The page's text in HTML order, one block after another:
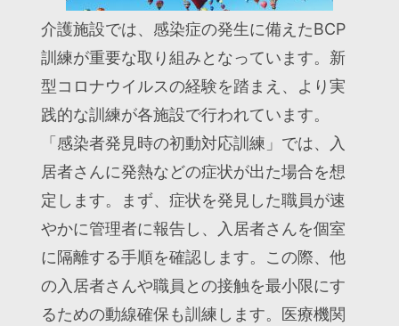
介護施設では、感染症の発生に備えたBCP
訓練が重要な取り組みとなっています。新
型コロナウイルスの経験を踏まえ、より実
践的な訓練が各施設で行われています。
「感染者発見時の初動対応訓練」では、入
居者さんに発熱などの症状が出た場合を想
定します。まず、症状を発見した職員が速
やかに管理者に報告し、入居者さんを個室
に隔離する手順を確認します。この際、他
の入居者さんや職員との接触を最小限にす
るための動線確保も訓練します。医療機関